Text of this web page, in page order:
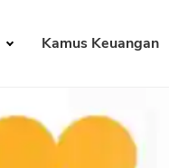
Kamus Keuangan